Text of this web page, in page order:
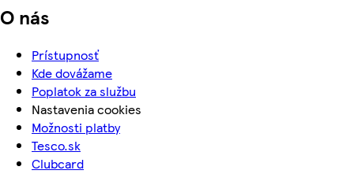
O nás
Prístupnosť
Kde dovážame
Poplatok za službu
Nastavenia cookies
Možnosti platby
Tesco.sk
Clubcard